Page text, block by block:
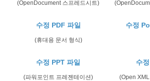
(OpenDocument 스프레드시트)
수정 PDF 파일
(휴대용 문서 형식)
수정
수정 PPT 파일
(파워포인트 프레젠테이션)
수
(Open